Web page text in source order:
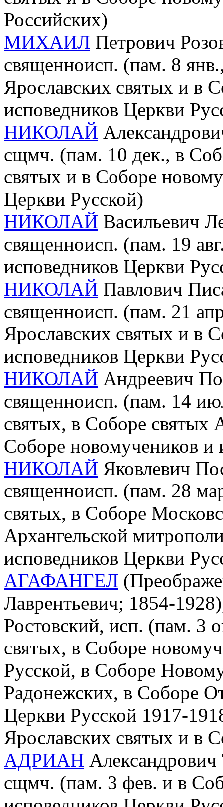
Российских)
МИХАИЛ Петрович
священноисп. (пам. 8
Ярославских святых и в
исповедников Церкви
НИКОЛАЙ
сщмч. (пам. 10 дек., в
святых и в Соборе
Церкви Русской)
НИКОЛАЙ Васильевич
священноисп. (пам. 19
исповедников Церкви
НИКОЛАЙ Павлович
священноисп. (пам. 21
Ярославских святых и в
исповедников Церкви
НИКОЛАЙ Андреевич
священноисп. (пам. 14
святых, в Соборе святых
Соборе новомучеников и
НИКОЛАЙ Яковлевич
священноисп. (пам. 28
святых, в Соборе
Архангельской
исповедников Церкви
АГАФАНГЕЛ
Лаврентьевич; 1854-
Ростовский, исп. (пам. 3
святых, в Соборе
Русской, в Соборе
Радонежских, в Соборе
Церкви Русской 1917-
Ярославских святых и в
АДРИАН
сщмч. (пам. 3 фев. и в